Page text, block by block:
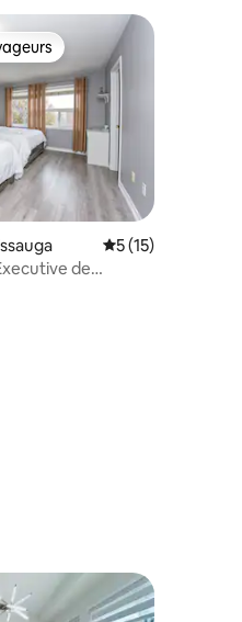
commentaires : 4,94 sur 5
les plus appréciés
Évaluation
5 (15)
de